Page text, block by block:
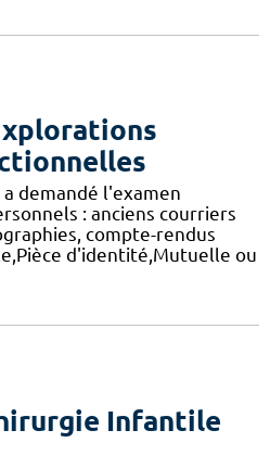
demandé l'examen
: anciens courriers
compte-rendus
d'identité,Mutuelle ou
Infantile